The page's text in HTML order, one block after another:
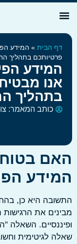
הבית »המידע הפיננסי
בתהליך החזר
כותב המאמר:צוות
בטוח
היא כן, בהחלט.
את הרגישות
השאלה
לגיטימית וחשובה,